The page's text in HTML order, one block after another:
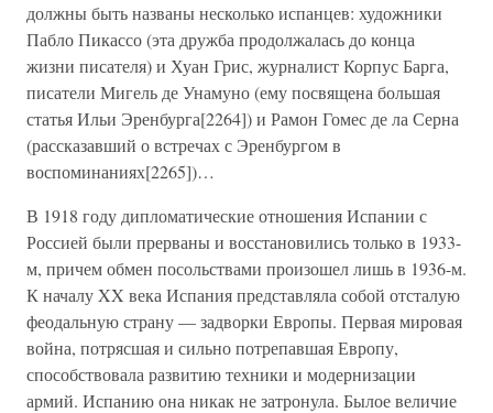
должны быть названы несколько испанцев: художники
Пабло Пикассо (эта дружба продолжалась до конца
жизни писателя) и Хуан Грис, журналист Корпус Барга,
писатели Мигель де Унамуно (ему посвящена большая
статья Ильи Эренбурга[2264]) и Рамон Гомес де ла Серна
(рассказавший о встречах с Эренбургом в
воспоминаниях[2265])…
В 1918 году дипломатические отношения Испании с
Россией были прерваны и восстановились только в 1933-
м, причем обмен посольствами произошел лишь в 1936-м.
К началу XX века Испания представляла собой отсталую
феодальную страну — задворки Европы. Первая мировая
война, потрясшая и сильно потрепавшая Европу,
способствовала развитию техники и модернизации
армий. Испанию она никак не затронула. Былое величие